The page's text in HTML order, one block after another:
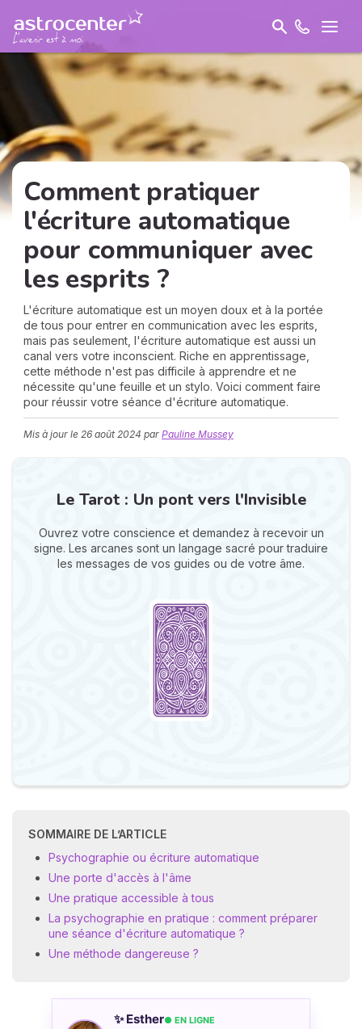
Comment pratiquer
l'écriture automatique
pour communiquer avec
les esprits ?
L'écriture automatique est un moyen doux et à la portée
de tous pour entrer en communication avec les esprits,
mais pas seulement, l'écriture automatique est aussi un
canal vers votre inconscient. Riche en apprentissage,
cette méthode n'est pas difficile à apprendre et ne
nécessite qu'une feuille et un stylo. Voici comment faire
pour réussir votre séance d'écriture automatique.
Mis à jour le 26 août 2024 par Pauline Mussey
Le Tarot : Un pont vers l'Invisible
Ouvrez votre conscience et demandez à recevoir un
signe. Les arcanes sont un langage sacré pour traduire
les messages de vos guides ou de votre âme.
SOMMAIRE DE L’ARTICLE
Psychographie ou écriture automatique
Une porte d'accès à l'âme
Une pratique accessible à tous
La psychographie en pratique : comment préparer
une séance d'écriture automatique ?
Une méthode dangereuse ?
✨ Esther● EN LIGNE